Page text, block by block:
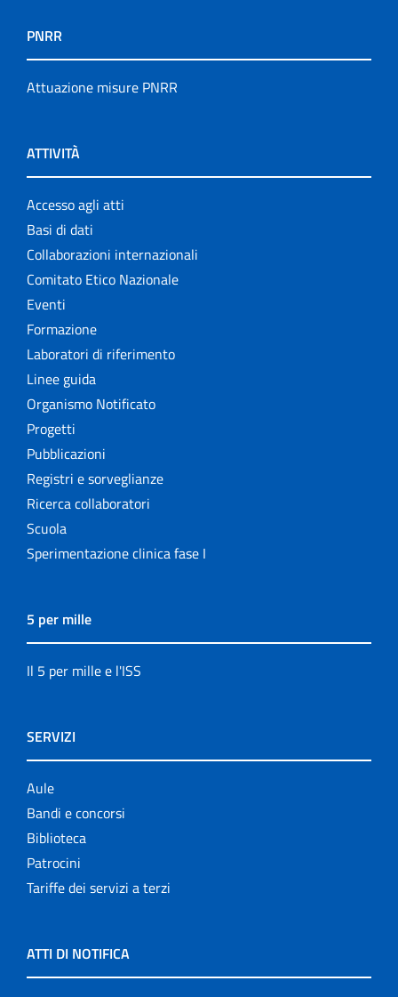
PNRR
Attuazione misure PNRR
ATTIVITÀ
Accesso agli atti
Basi di dati
Collaborazioni internazionali
Comitato Etico Nazionale
Eventi
Formazione
Laboratori di riferimento
Linee guida
Organismo Notificato
Progetti
Pubblicazioni
Registri e sorveglianze
Ricerca collaboratori
Scuola
Sperimentazione clinica fase I
5 per mille
Il 5 per mille e l'ISS
SERVIZI
Aule
Bandi e concorsi
Biblioteca
Patrocini
Tariffe dei servizi a terzi
ATTI DI NOTIFICA